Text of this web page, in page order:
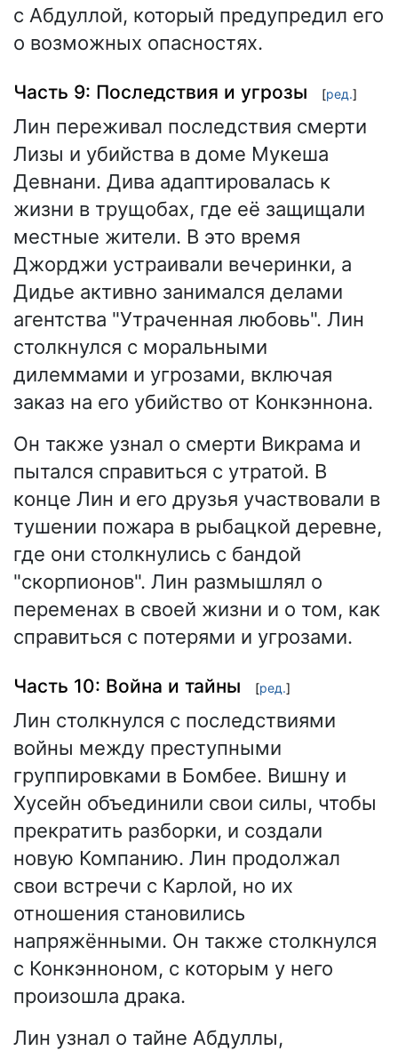
с Абдуллой, который предупредил его
о возможных опасностях.
Часть 9: Последствия и угрозы [ред.]
Лин переживал последствия смерти
Лизы и убийства в доме Мукеша
Девнани. Дива адаптировалась к
жизни в трущобах, где её защищали
местные жители. В это время
Джорджи устраивали вечеринки, а
Дидье активно занимался делами
агентства "Утраченная любовь". Лин
столкнулся с моральными
дилеммами и угрозами, включая
заказ на его убийство от Конкэннона.
Он также узнал о смерти Викрама и
пытался справиться с утратой. В
конце Лин и его друзья участвовали в
тушении пожара в рыбацкой деревне,
где они столкнулись с бандой
"скорпионов". Лин размышлял о
переменах в своей жизни и о том, как
справиться с потерями и угрозами.
Часть 10: Война и тайны [ред.]
Лин столкнулся с последствиями
войны между преступными
группировками в Бомбее. Вишну и
Хусейн объединили свои силы, чтобы
прекратить разборки, и создали
новую Компанию. Лин продолжал
свои встречи с Карлой, но их
отношения становились
напряжёнными. Он также столкнулся
с Конкэнноном, с которым у него
произошла драка.
Лин узнал о тайне Абдуллы,